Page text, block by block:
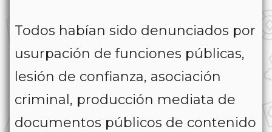
Todos habían sido denunciados por
usurpación de funciones públicas,
lesión de confianza, asociación
criminal, producción mediata de
documentos públicos de contenido